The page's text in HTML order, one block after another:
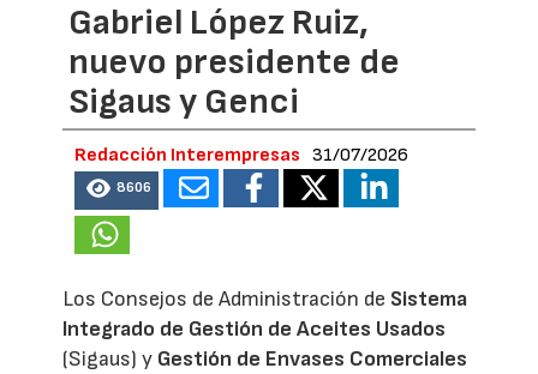
Gabriel López Ruiz,
nuevo presidente de
Sigaus y Genci
Redacción Interempresas 31/07/2026
8606
Los Consejos de Administración de Sistema
Integrado de Gestión de Aceites Usados
(Sigaus) y Gestión de Envases Comerciales